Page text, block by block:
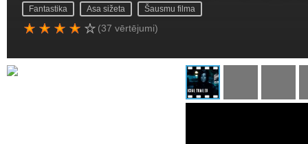
Fantastika Asa sižeta Šausmu filma
(37 vērtējumi)